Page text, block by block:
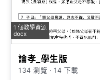
1 個教學資源
docx
論孝_學生版
134 瀏覽 ∙ 14 下載